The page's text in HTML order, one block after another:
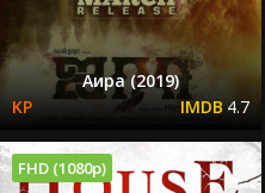
Аира (2019)
4.7
FHD (1080p)